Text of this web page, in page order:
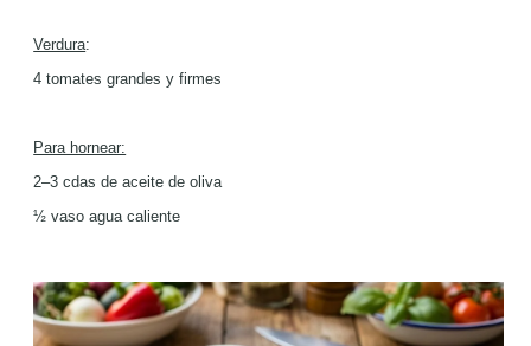
Verdura:
4 tomates grandes y firmes
Para hornear:
2–3 cdas de aceite de oliva
½ vaso agua caliente